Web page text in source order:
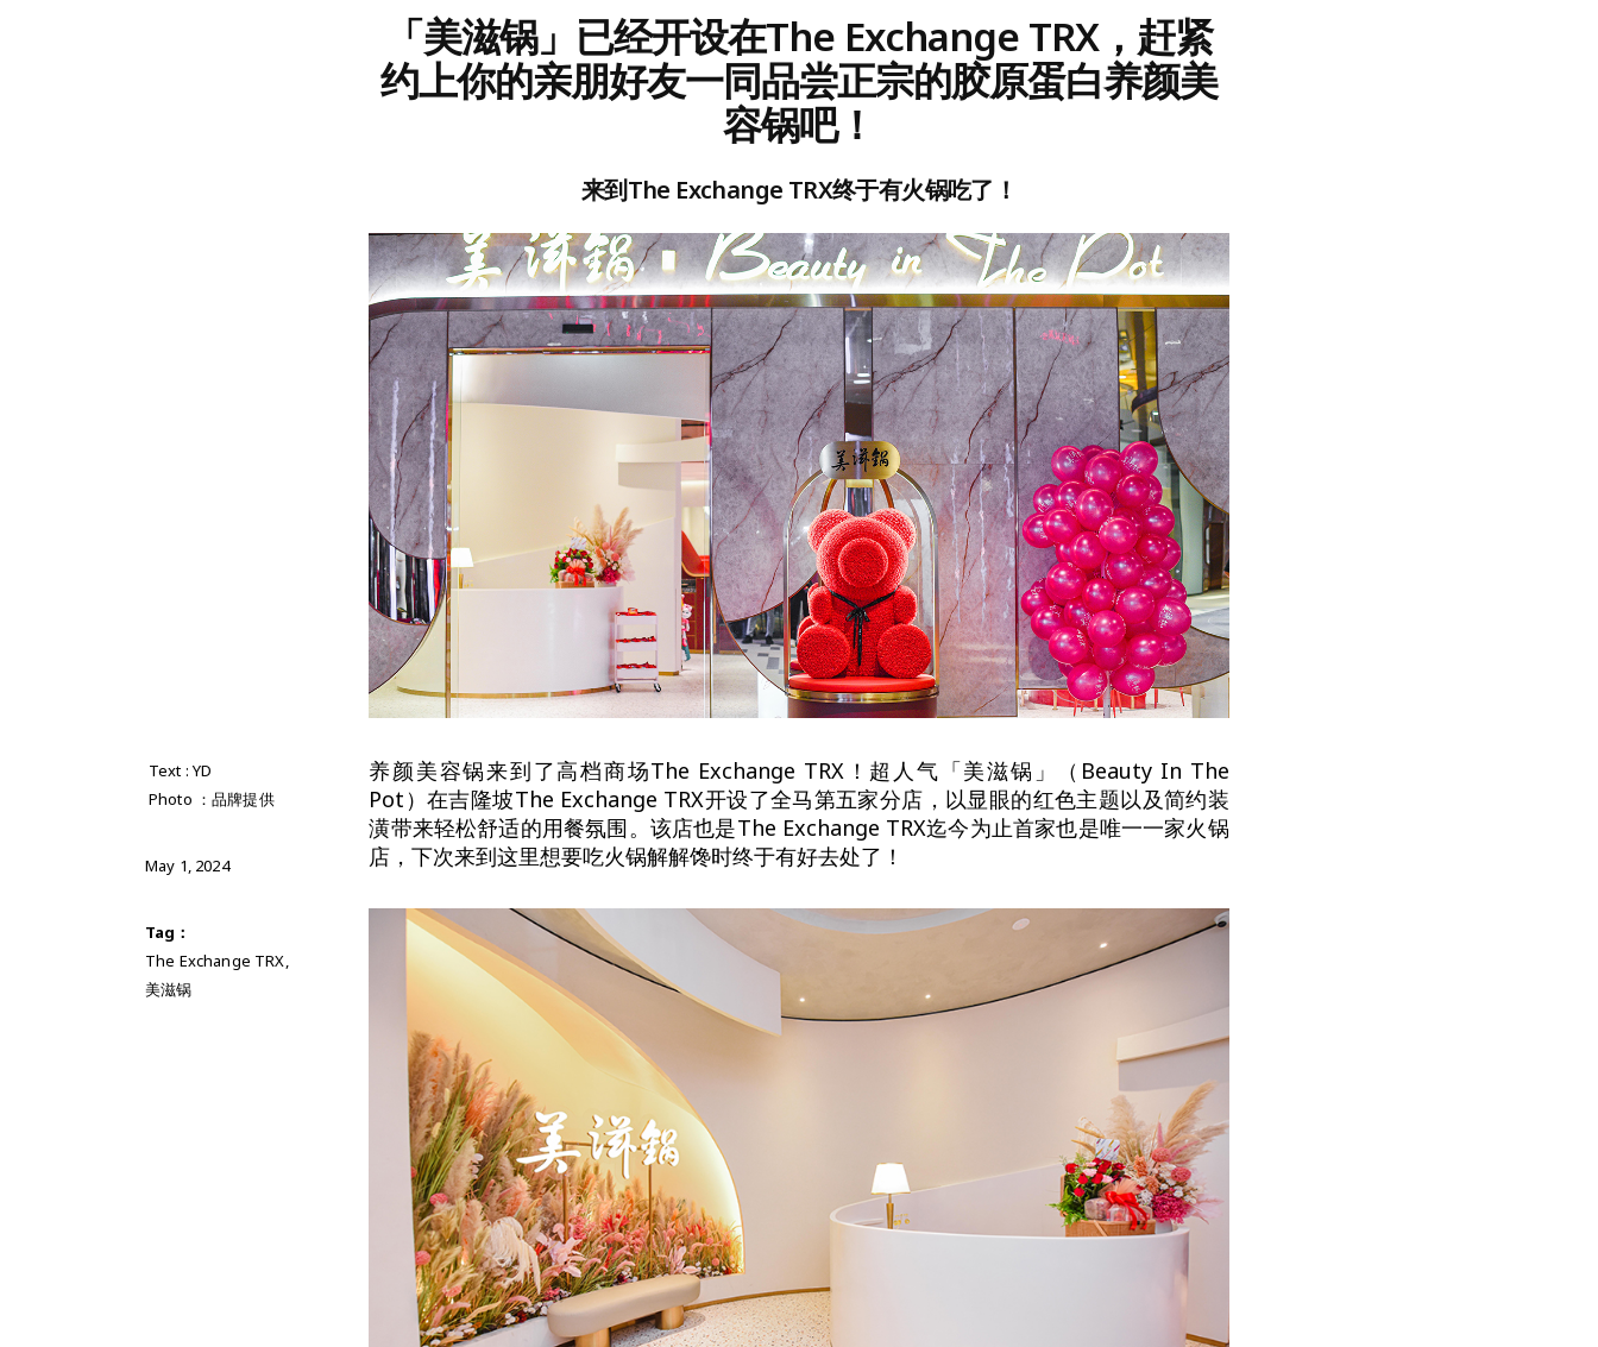
「美滋锅」已经开设在The Exchange TRX，赶紧
约上你的亲朋好友一同品尝正宗的胶原蛋白养颜美
容锅吧！
来到The Exchange TRX终于有火锅吃了！
Text : YD
Photo ：品牌提供
May 1, 2024
Tag：
The Exchange TRX,
美滋锅
养颜美容锅来到了高档商场The Exchange TRX！超人气「美滋锅」（Beauty In The
Pot）在吉隆坡The Exchange TRX开设了全马第五家分店，以显眼的红色主题以及简约装
潢带来轻松舒适的用餐氛围。该店也是The Exchange TRX迄今为止首家也是唯一一家火锅
店，下次来到这里想要吃火锅解解馋时终于有好去处了！